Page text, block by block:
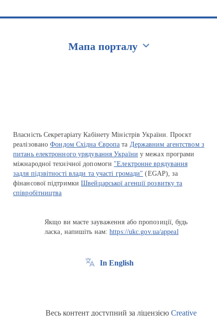
Мапа порталу
Власність Секретаріату Кабінету Міністрів України. Проєкт
реалізованоФондом Східна Європа та Державним агентством з
питань електронного урядування України у межах програми
міжнародної технічної допомоги "Електронне врядування
задля підзвітності влади та участі громади" (EGAP), за
фінансової підтримкиШвейцарської агенції розвитку та
співробітництва
Якщо ви маєте зауваження або пропозиції, будь
ласка, напишіть нам:https://ukc.gov.ua/appeal
In English
Весь контент доступний за ліцензією Creative